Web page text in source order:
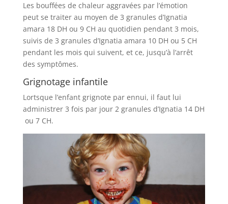
Les bouffées de chaleur aggravées par l’émotion
peut se traiter au moyen de 3 granules d’Ignatia
amara 18 DH ou 9 CH au quotidien pendant 3 mois,
suivis de 3 granules d’Ignatia amara 10 DH ou 5 CH
pendant les mois qui suivent, et ce, jusqu’à l’arrêt
des symptômes.
Grignotage infantile
Lortsque l’enfant grignote par ennui, il faut lui
administrer 3 fois par jour 2 granules d’Ignatia 14 DH
ou 7 CH.